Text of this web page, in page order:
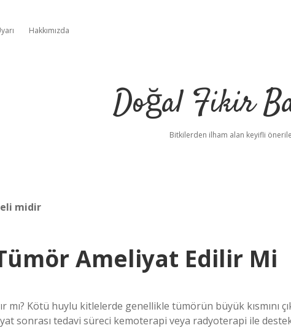
Hakkımızda
Doğal Fikir
Bitkilerden ilham alan keyifli
midir
Ameliyat Edilir Mi
mı? Kötü huylu kitlelerde genellikle tümörün büyük kısmını
sonrası tedavi süreci kemoterapi veya radyoterapi ile